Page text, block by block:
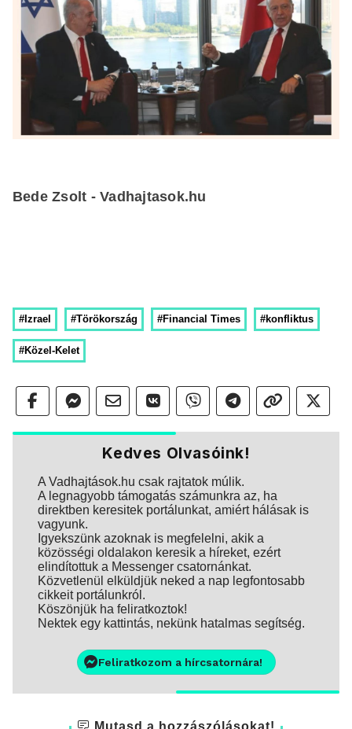
Bede Zsolt - Vadhajtasok.hu
#Izrael #Törökország #Financial Times #konfliktus
#Közel-Kelet
Kedves Olvasóink!
A Vadhajtások.hu csak rajtatok múlik.
A legnagyobb támogatás számunkra az, ha
direktben keresitek portálunkat, amiért hálásak is
vagyunk.
Igyekszünk azoknak is megfelelni, akik a
közösségi oldalakon keresik a híreket, ezért
elindítottuk a Messenger csatornánkat.
Közvetlenül elküldjük neked a nap legfontosabb
cikkeit portálunkról.
Köszönjük ha feliratkoztok!
Nektek egy kattintás, nekünk hatalmas segítség.
Feliratkozom a hírcsatornára!
Mutasd a hozzászólásokat!